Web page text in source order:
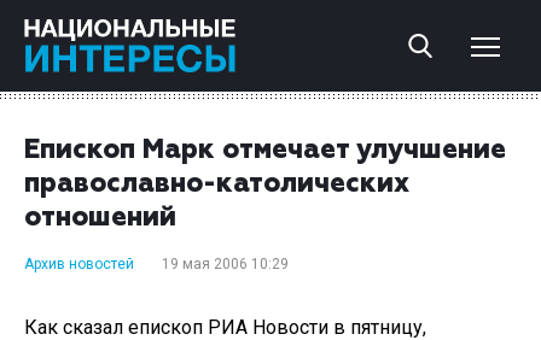
Епископ Марк отмечает улучшение
православно-католических
отношений
Архив новостей 19 мая 2006 10:29
Как сказал епископ РИА Новости в пятницу,